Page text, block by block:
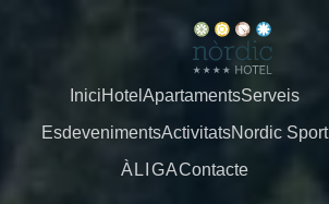
IniciHotel ApartamentsServeis
EsdevenimentsActivitatsNordic Sport
ÀLIGAContacte